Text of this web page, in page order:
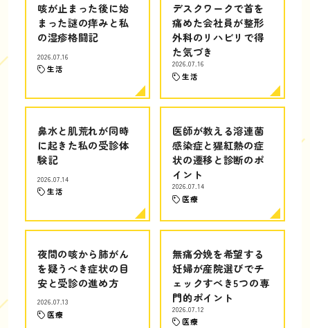
咳が止まった後に始
まった謎の痒みと私
の湿疹格闘記
2026.07.16
生活
デスクワークで首を
痛めた会社員が整形
外科のリハビリで得
た気づき
2026.07.16
生活
鼻水と肌荒れが同時
に起きた私の受診体
験記
2026.07.14
生活
医師が教える溶連菌
感染症と猩紅熱の症
状の遷移と診断のポ
イント
2026.07.14
医療
夜間の咳から肺がん
を疑うべき症状の目
安と受診の進め方
2026.07.13
医療
無痛分娩を希望する
妊婦が産院選びでチ
ェックすべき5つの専
門的ポイント
2026.07.12
医療